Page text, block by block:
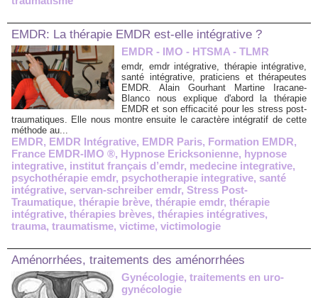
EMDR: La thérapie EMDR est-elle intégrative ?
EMDR - IMO - HTSMA - TLMR
emdr, emdr intégrative, thérapie intégrative,
santé intégrative, praticiens et thérapeutes
EMDR. Alain Gourhant Martine Iracane-
Blanco nous explique d'abord la thérapie
EMDR et son efficacité pour les stress post-
traumatiques. Elle nous montre ensuite le caractère intégratif de cette
méthode au...
EMDR, EMDR Intégrative, EMDR Paris, Formation EMDR,
France EMDR-IMO ®, Hypnose Ericksonienne, hypnose
integrative, institut français d’emdr, medecine integrative,
psychothérapie emdr, psychotherapie integrative, santé
intégrative, servan-schreiber emdr, Stress Post-
Traumatique, thérapie brève, thérapie emdr, thérapie
intégrative, thérapies brèves, thérapies intégratives,
trauma, traumatisme, victime, victimologie
Aménorrhées, traitements des aménorrhées
Gynécologie, traitements en uro-
gynécologie